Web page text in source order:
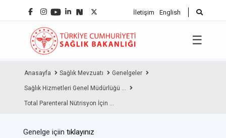
İletişim English
☰
Anasayfa Sağlık Mevzuatı Genelgeler
Sağlık Hizmetleri Genel Müdürlüğü ...
Total Parenteral Nütrisyon İçin ...
Genelge içiin tıklayınız